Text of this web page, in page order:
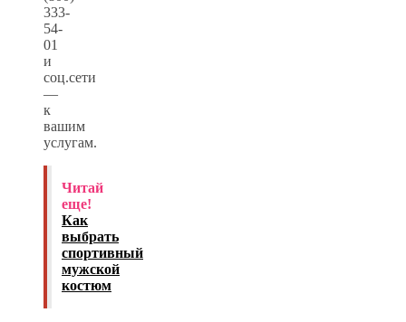
333-
54-
01
и
соц.сети
—
к
вашим
услугам.
Читай
еще!
Как
выбрать
спортивный
мужской
костюм